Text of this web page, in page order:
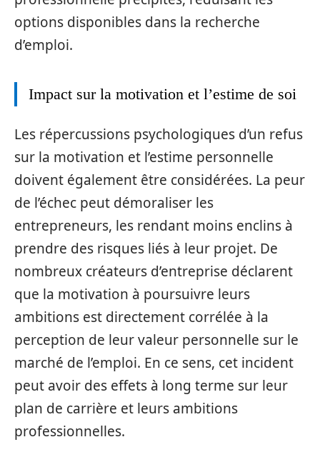
options disponibles dans la recherche
d’emploi.
Impact sur la motivation et l’estime de soi
Les répercussions psychologiques d’un refus
sur la motivation et l’estime personnelle
doivent également être considérées. La peur
de l’échec peut démoraliser les
entrepreneurs, les rendant moins enclins à
prendre des risques liés à leur projet. De
nombreux créateurs d’entreprise déclarent
que la motivation à poursuivre leurs
ambitions est directement corrélée à la
perception de leur valeur personnelle sur le
marché de l’emploi. En ce sens, cet incident
peut avoir des effets à long terme sur leur
plan de carrière et leurs ambitions
professionnelles.